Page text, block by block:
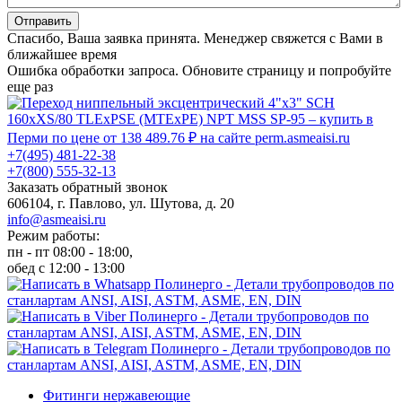
Отправить
Спасибо, Ваша заявка принята. Менеджер свяжется с Вами в
ближайшее время
Ошибка обработки запроса. Обновите страницу и попробуйте
еще раз
+7(495) 481-22-38
+7(800) 555-32-13
Заказать обратный звонок
606104, г. Павлово, ул. Шутова, д. 20
info@asmeaisi.ru
Режим работы:
пн - пт 08:00 - 18:00,
обед с 12:00 - 13:00
Фитинги нержавеющие